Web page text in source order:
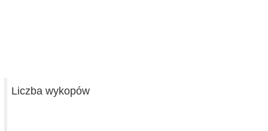
Liczba wykopów